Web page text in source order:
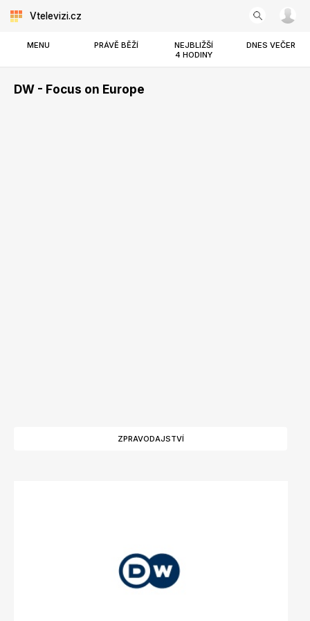
Vtelevizi.cz
MENU PRÁVĚ BĚŽÍ
NEJBLIŽŠÍ
4 HODINY
DNES VEČER
DW - Focus on Europe
ZPRAVODAJSTVÍ